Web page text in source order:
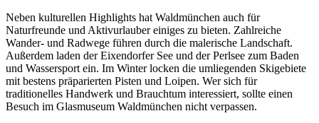
Neben kulturellen Highlights hat Waldmünchen auch für
Naturfreunde und Aktivurlauber einiges zu bieten. Zahlreiche
Wander- und Radwege führen durch die malerische Landschaft.
Außerdem laden der Eixendorfer See und der Perlsee zum Baden
und Wassersport ein. Im Winter locken die umliegenden Skigebiete
mit bestens präparierten Pisten und Loipen. Wer sich für
traditionelles Handwerk und Brauchtum interessiert, sollte einen
Besuch im Glasmuseum Waldmünchen nicht verpassen.